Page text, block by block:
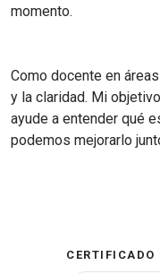
momento.
Como docente en
y la claridad. Mi
ayude a entender qué
podemos mejorarlo
CERTIFICADO